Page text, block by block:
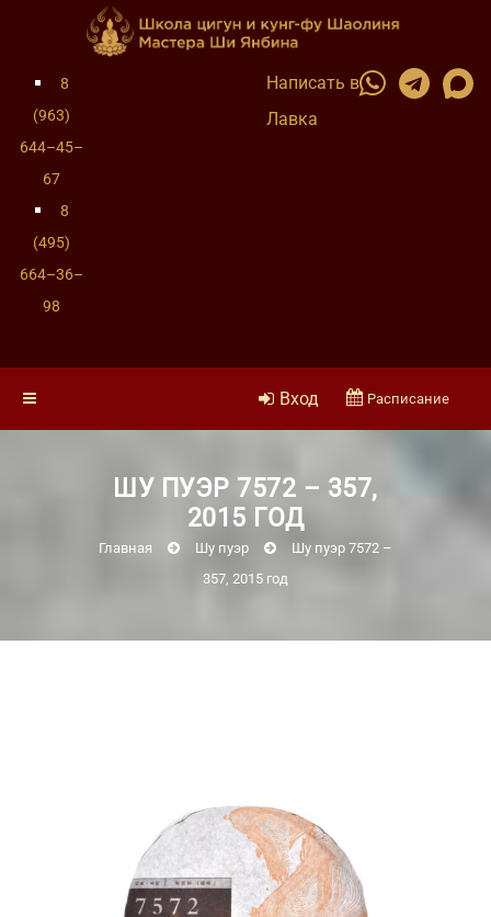
8
(963)
644–45–
67
8
(495)
664–36–
98
Написать в
Лавка
Вход Расписание
ШУ ПУЭР 7572 – 357,
2015 ГОД
Главная Шу пуэр
Шу пуэр 7572 –
357, 2015 год